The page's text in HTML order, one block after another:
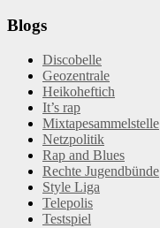
Blogs
Discobelle
Geozentrale
Heikoheftich
It’s rap
Mixtapesammelstelle
Netzpolitik
Rap and Blues
Rechte Jugendbünde
Style Liga
Telepolis
Testspiel